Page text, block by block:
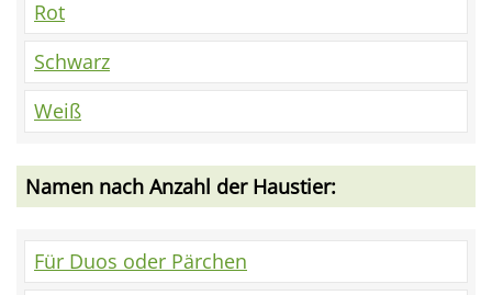
Rot
Schwarz
Weiß
Namen nach Anzahl der Haustier:
Für Duos oder Pärchen